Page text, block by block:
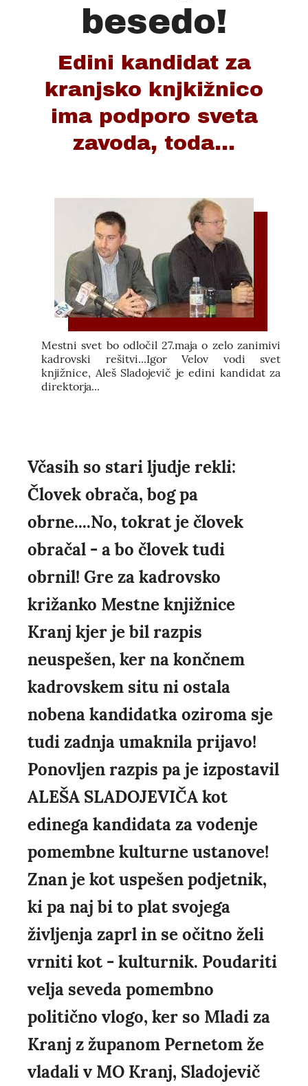
besedo!
Edini kandidat za
kranjsko knjkižnico
ima podporo sveta
zavoda, toda...
Mestni svet bo odločil 27.maja o zelo zanimivi
kadrovski rešitvi...Igor Velov vodi svet
knjižnice, Aleš Sladojevič je edini kandidat za
direktorja...
Včasih so stari ljudje rekli:
Človek obrača, bog pa
obrne....No, tokrat je človek
obračal - a bo človek tudi
obrnil! Gre za kadrovsko
križanko Mestne knjižnice
Kranj kjer je bil razpis
neuspešen, ker na končnem
kadrovskem situ ni ostala
nobena kandidatka oziroma sje
tudi zadnja umaknila prijavo!
Ponovljen razpis pa je izpostavil
ALEŠA SLADOJEVIČA kot
edinega kandidata za vodenje
pomembne kulturne ustanove!
Znan je kot uspešen podjetnik,
ki pa naj bi to plat svojega
življenja zaprl in se očitno želi
vrniti kot - kulturnik. Poudariti
velja seveda pomembno
politično vlogo, ker so Mladi za
Kranj z županom Pernetom že
vladali v MO Kranj, Sladojevič